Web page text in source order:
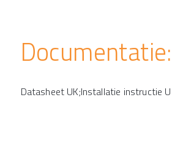
Documentatie:
Datasheet UK;Installatie instructie